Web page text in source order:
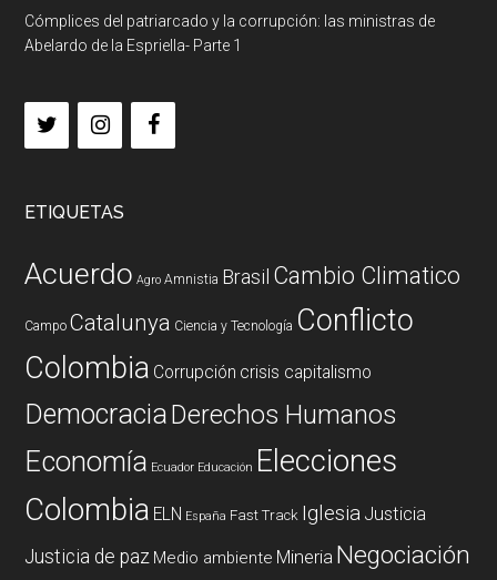
Cómplices del patriarcado y la corrupción: las ministras de
Abelardo de la Espriella- Parte 1
ETIQUETAS
Acuerdo Agro Amnistia Brasil Cambio Climatico
Campo Catalunya Ciencia y Tecnología Conflicto
Colombia Corrupción crisis capitalismo
DemocraciaDerechos Humanos
Economía Ecuador Educación Elecciones
Colombia ELN España Fast Track Iglesia Justicia
Justicia de paz Medio ambiente Mineria Negociación